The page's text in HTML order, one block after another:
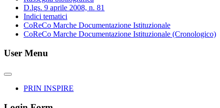
D.lgs. 9 aprile 2008, n. 81
Indici tematici
CoReCo Marche Documentazione Istituzionale
CoReCo Marche Documentazione Istituzionale (Cronologico)
User Menu
PRIN INSPIRE